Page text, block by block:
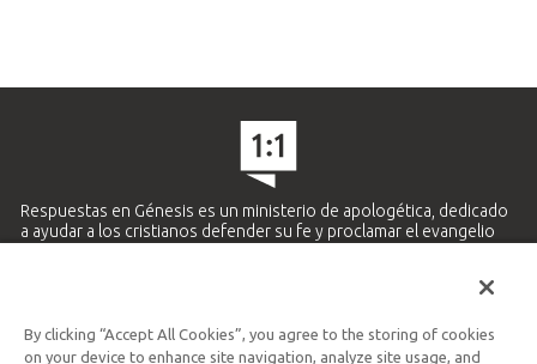
Respuestas en Génesis es un ministerio de apologética, dedicado
a ayudar a los cristianos defender su fe y proclamar el evangelio
Ministerio Hispano y Latinoamericano
By clicking “Accept All Cookies”, you agree to the storing of cookies
on your device to enhance site navigation, analyze site usage, and